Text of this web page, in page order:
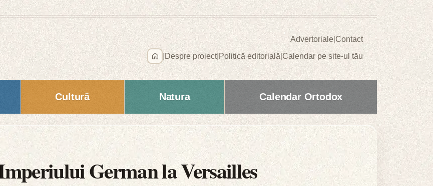
Advertoriale|Contact
Despre proiect| Politică editorială|Calendar pe site-ul tău
Cultură Natura Calendar Ortodox
German la Versailles